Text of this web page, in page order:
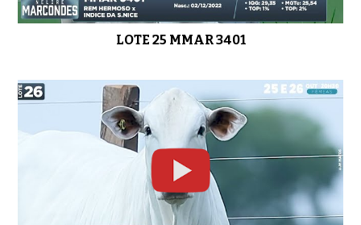
LOTE 25 MMAR 3401